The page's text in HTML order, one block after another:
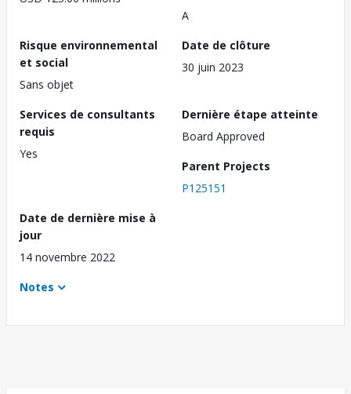
A
Risque environnemental
et social
Sans objet
Date de clôture
30 juin 2023
Services de consultants
requis
Yes
Dernière étape atteinte
Board Approved
Parent Projects
P125151
Date de dernière mise à
jour
14 novembre 2022
Notes